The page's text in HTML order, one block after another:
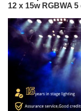
12 x 15w RGBWA